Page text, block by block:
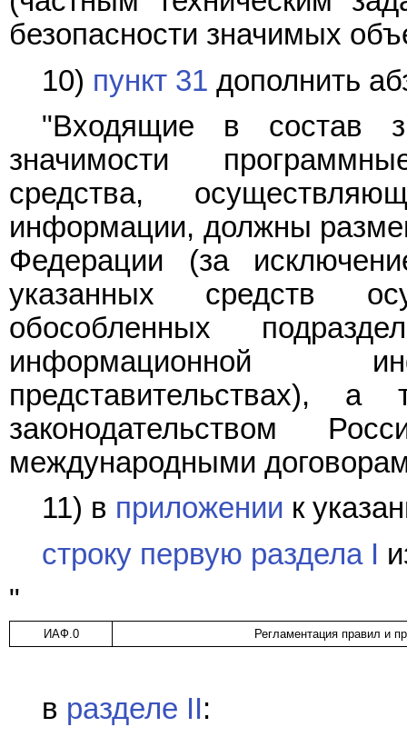
безопасности значимых
10) пункт 31 дополнить
"Входящие в состав
значимости
средства,
информации, должны
Федерации (за
указанных средств
обособленных
информационной
представительствах), а
законодательством
международными
11) в приложении к
строку первую раздела I
"
ИАФ.0 Регламентация правил и
в разделе II: